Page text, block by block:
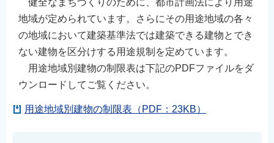
地域が定められています。さらにその用途地域の各々
の地域において建築基準法では建築できる建物とでき
ない建物を区分けする用途規制を定めています。
用途地域別建物の制限表は下記のPDFファイルをダ
ウンロードしてご覧ください。
用途地域別建物の制限表（PDF：23KB）